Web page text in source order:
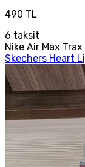
490 TL
6 taksit
Nike Air Max
Skechers Heart